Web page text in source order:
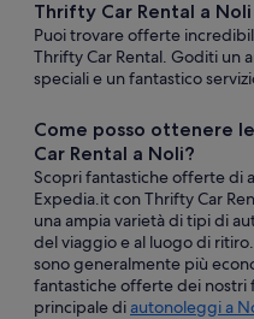
Thrifty Car Rental a
Puoi trovare offerte
Thrifty Car Rental. Goditi un
speciali e un fantastico
Come posso ottenere
Car Rental a Noli?
Scopri fantastiche offerte di
Expedia.it con Thrifty Car
una ampia varietà di tipi di
del viaggio e al luogo di
sono generalmente più
fantastiche offerte dei nostri
principale di autonoleggi a